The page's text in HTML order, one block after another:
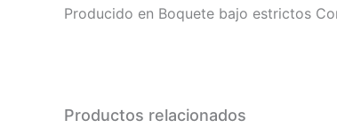
Producido en Boquete bajo estrictos
Productos relacionados